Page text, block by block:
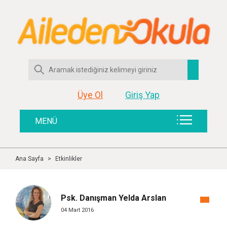
Üye Ol Giriş Yap
MENÜ
Ana Sayfa > Etkinlikler
Psk. Danışman Yelda Arslan
04 Mart 2016